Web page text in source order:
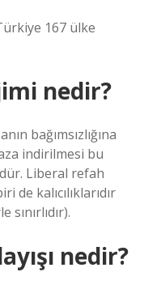
167 ülke
nedir?
bağımsızlığına
indirilmesi bu
Liberal refah
kalıcılıklarıdır
nedir?